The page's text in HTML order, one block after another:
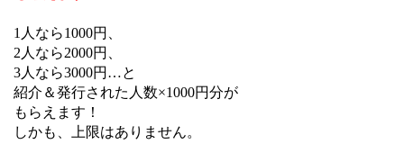
1人なら1000円、
2人なら2000円、
3人なら3000円…と
紹介＆発行された人数×1000円分が
もらえます！
しかも、上限はありません。